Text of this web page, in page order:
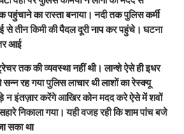
का रास्ता बनाया। नदी तक पुलिस कर्मी
से तीन किमी की पैदल दूरी नाप कर पहुंचे। घटना
आई
तक की व्यवस्था नहीं थी। लान्शे ऐसे ही इधर
रह गया पुलिस लाचार थी लाशों का रेस्क्यू
न इंतज़ार करेंगे आखिर कोन मदद करे ऐसे में शवों
निकाला गया। यही वजह रही कि शाम पांच बजे
सका था